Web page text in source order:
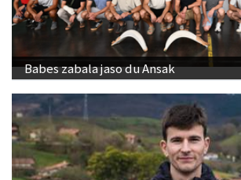
Babes zabala jaso du Ansak